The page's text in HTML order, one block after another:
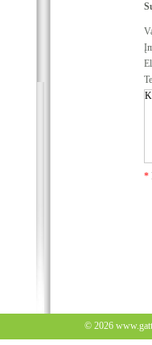
*
© 2026